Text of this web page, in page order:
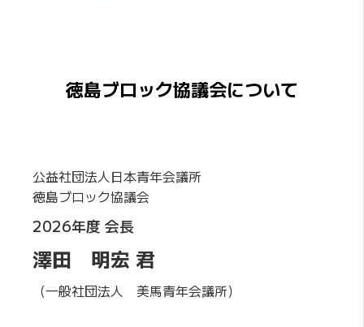
徳島ブロック協議会について
公益社団法人日本青年会議所
徳島ブロック協議会
2026年度 会長
澤田 明宏 君
（一般社団法人 美馬青年会議所）